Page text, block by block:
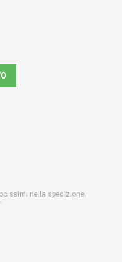
nella spedizione.